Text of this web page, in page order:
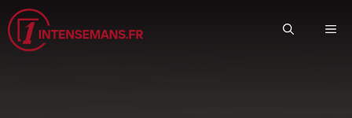
Aller
au
contenu